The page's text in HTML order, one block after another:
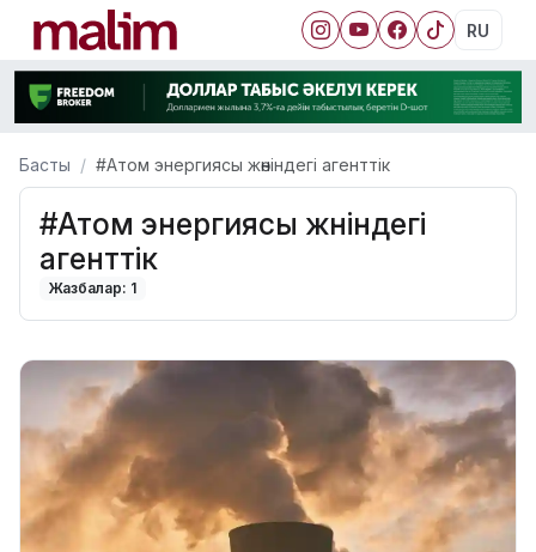
RU
Басты #Атом энергиясы жөніндегі агенттік
#Атом энергиясы жөніндегі
агенттік
Жазбалар: 1